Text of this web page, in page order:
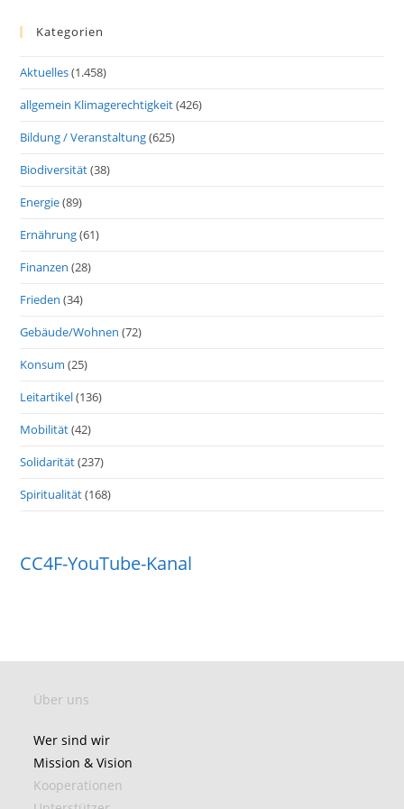
Kategorien
Aktuelles(1.458)
allgemein Klimagerechtigkeit(426)
Bildung / Veranstaltung(625)
Biodiversität(38)
Energie(89)
Ernährung(61)
Finanzen (28)
Frieden (34)
Gebäude/Wohnen (72)
Konsum (25)
Leitartikel(136)
Mobilität(42)
Solidarität(237)
Spiritualität(168)
CC4F-YouTube-Kanal
Über uns
Wer sind wir
Mission & Vision
Kooperationen